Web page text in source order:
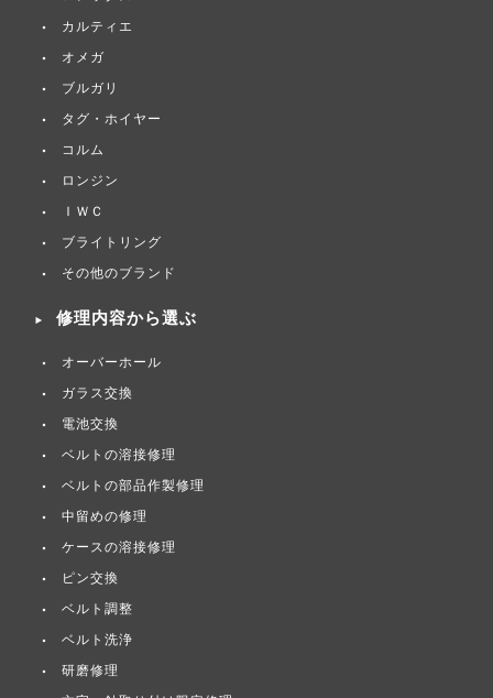
カルティエ
オメガ
ブルガリ
タグ・ホイヤー
コルム
ロンジン
ＩＷＣ
ブライトリング
その他のブランド
修理内容から選ぶ
オーバーホール
ガラス交換
電池交換
ベルトの溶接修理
ベルトの部品作製修理
中留めの修理
ケースの溶接修理
ピン交換
ベルト調整
ベルト洗浄
研磨修理